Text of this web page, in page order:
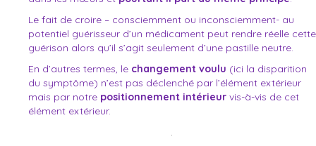
Le fait de croire – consciemment ou inconsciemment- au
potentiel guérisseur d’un médicament peut rendre réelle cette
guérison alors qu’il s’agit seulement d’une pastille neutre.
En d’autres termes, le changement voulu (ici la disparition
du symptôme) n’est pas déclenché par l’élément extérieur
mais par notre positionnement intérieurvis-à-vis de cet
élément extérieur.
.